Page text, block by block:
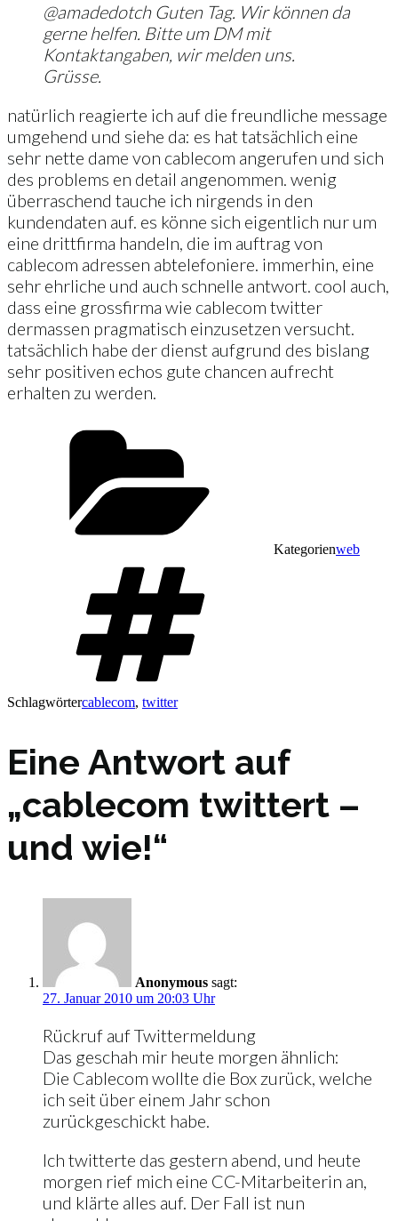
@amadedotch Guten Tag. Wir können da
gerne helfen. Bitte um DM mit
Kontaktangaben, wir melden uns.
Grüsse.
natürlich reagierte ich auf die freundliche message
umgehend und siehe da: es hat tatsächlich eine
sehr nette dame von cablecom angerufen und sich
des problems en detail angenommen. wenig
überraschend tauche ich nirgends in den
kundendaten auf. es könne sich eigentlich nur um
eine drittfirma handeln, die im auftrag von
cablecom adressen abtelefoniere. immerhin, eine
sehr ehrliche und auch schnelle antwort. cool auch,
dass eine grossfirma wie cablecom twitter
dermassen pragmatisch einzusetzen versucht.
tatsächlich habe der dienst aufgrund des bislang
sehr positiven echos gute chancen aufrecht
erhalten zu werden.
Kategorienweb
Schlagwörtercablecom, twitter
Eine Antwort auf
„cablecom twittert –
und wie!“
Anonymous sagt:
27. Januar 2010 um 20:03 Uhr
Rückruf auf Twittermeldung
Das geschah mir heute morgen ähnlich:
Die Cablecom wollte die Box zurück, welche
ich seit über einem Jahr schon
zurückgeschickt habe.
Ich twitterte das gestern abend, und heute
morgen rief mich eine CC-Mitarbeiterin an,
und klärte alles auf. Der Fall ist nun